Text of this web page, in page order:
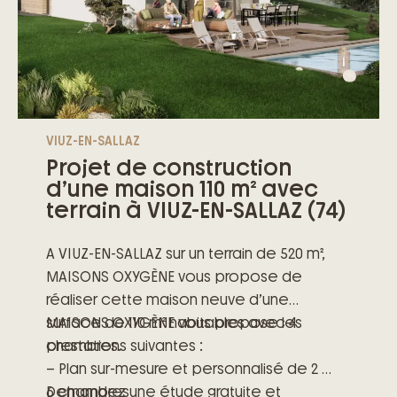
VIUZ-EN-SALLAZ
Projet de construction
d’une maison 110 m² avec
terrain à VIUZ-EN-SALLAZ (74)
A VIUZ-EN-SALLAZ sur un terrain de 520 m²,
MAISONS OXYGÈNE vous propose de
réaliser cette maison neuve d’une
surface de 110 m² habitables avec 4
chambres.
MAISONS OXYGÈNE vous propose les
prestations suivantes :
– Plan sur-mesure et personnalisé de 2 à
6 chambres
Demandez une étude gratuite et